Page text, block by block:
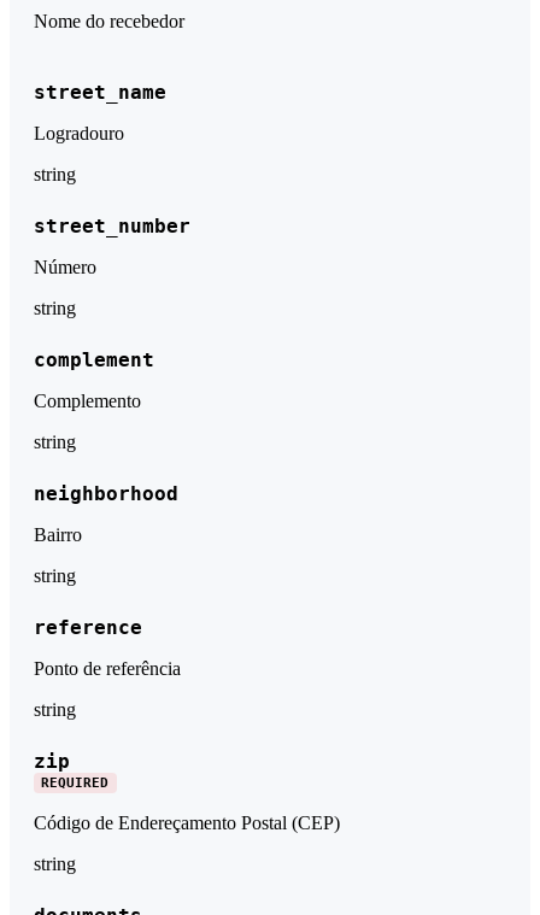
Nome do recebedor
street_name
Logradouro
string
street_number
Número
string
complement
Complemento
string
neighborhood
Bairro
string
reference
Ponto de referência
string
zip
REQUIRED
Código de Endereçamento Postal (CEP)
string